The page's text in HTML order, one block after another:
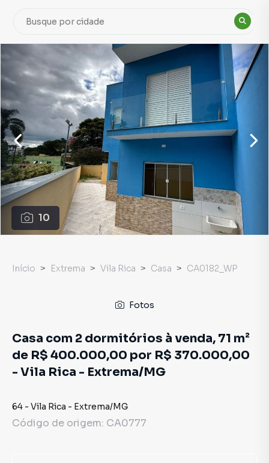
10
Início Extrema Vila Rica Casa CA0182_WP
Fotos
Casa com 2 dormitórios à venda, 71 m²
de R$ 400.000,00 por R$ 370.000,00
- Vila Rica - Extrema/MG
64 - Vila Rica - Extrema/MG
Código de origem: CA0777